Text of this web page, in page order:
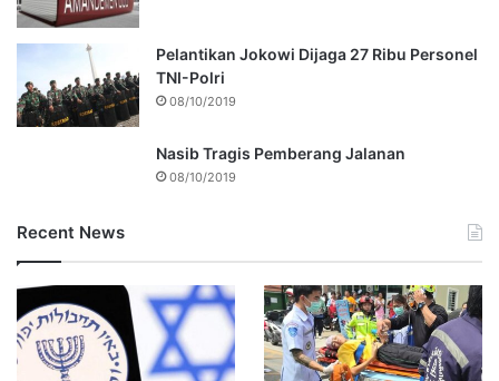
Pelantikan Jokowi Dijaga 27 Ribu Personel
TNI-Polri
08/10/2019
Nasib Tragis Pemberang Jalanan
08/10/2019
Recent News